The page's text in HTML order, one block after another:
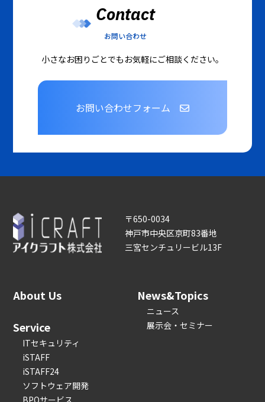
Contact
お問い合わせ
小さなお困りごとでもお気軽にご相談ください。
お問い合わせフォーム
〒650-0034
神戸市中央区京町83番地
三宮センチュリービル13F
About Us
Service
ITセキュリティ
iSTAFF
iSTAFF24
ソフトウェア開発
News&Topics
ニュース
展示会・セミナー